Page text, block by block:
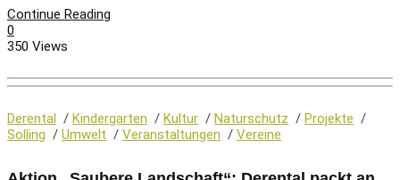
Continue Reading
0
350 Views
Derental / Kindergarten / Kultur / Naturschutz / Projekte /
Solling / Umwelt / Veranstaltungen / Vereine